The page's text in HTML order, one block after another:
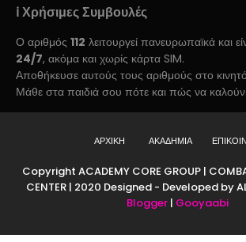
ℹ️ Χρήσιμες Συμβουλές
Ο αριθμός 112 λειτουργεί πανευρωπαϊκά και
24/7, ακόμα και χωρίς κάρτα SIM.
Αποθήκευσε αυτούς τους αριθμούς στο
Μάθε στα παιδιά σου πότε και πώς να καλούν.
ΑΡΧΙΚΗ ΑΚΑΔΗΜΙΑ
Copyright ACADEMY CORE GROUP |
CENTER | 2020 Designed - Developed by
Blogger| Gooyaabi